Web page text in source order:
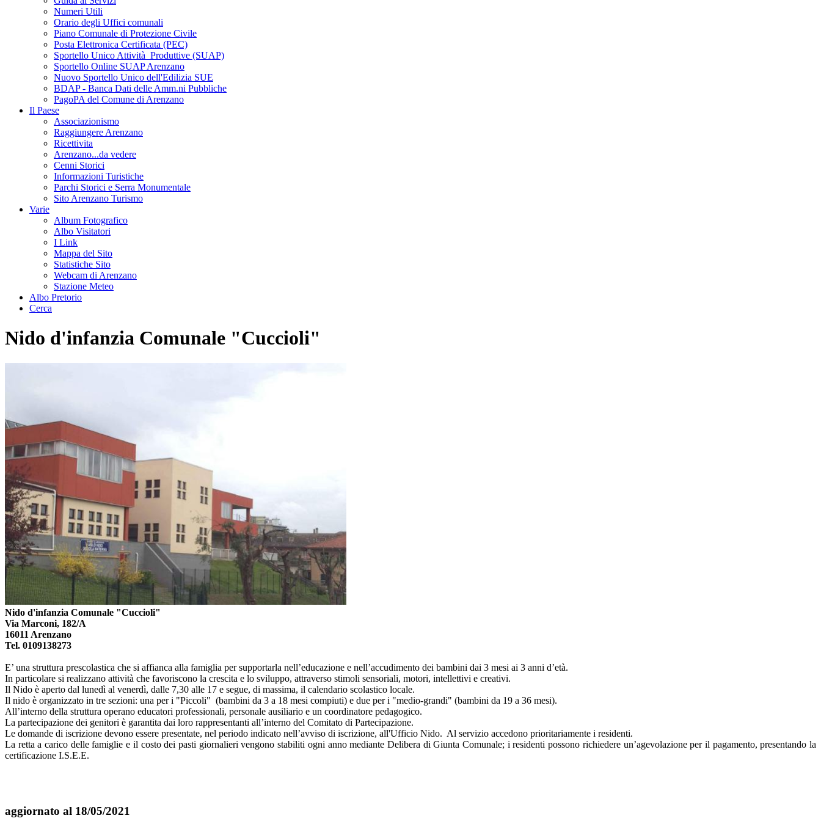
Numeri Utili
Orario degli Uffici comunali
Piano Comunale di Protezione Civile
Posta Elettronica Certificata (PEC)
Sportello Unico Attività Produttive (SUAP)
Sportello Online SUAP Arenzano
Nuovo Sportello Unico dell'Edilizia SUE
BDAP - Banca Dati delle Amm.ni Pubbliche
PagoPA del Comune di Arenzano
Il Paese
Associazionismo
Raggiungere Arenzano
Ricettivita
Arenzano...da vedere
Cenni Storici
Informazioni Turistiche
Parchi Storici e Serra Monumentale
Sito Arenzano Turismo
Varie
Album Fotografico
Albo Visitatori
I Link
Mappa del Sito
Statistiche Sito
Webcam di Arenzano
Stazione Meteo
Albo Pretorio
Cerca
Nido d'infanzia Comunale "Cuccioli"
Nido d'infanzia Comunale "Cuccioli"
Via Marconi, 182/A
16011 Arenzano
Tel. 0109138273
E’ una struttura prescolastica che si affianca alla famiglia per supportarla nell’educazione e nell’accudimento dei bambini dai 3 mesi ai 3 anni d’età.
In particolare si realizzano attività che favoriscono la crescita e lo sviluppo, attraverso stimoli sensoriali, motori, intellettivi e creativi.
Il Nido è aperto dal lunedì al venerdì, dalle 7,30 alle 17 e segue, di massima, il calendario scolastico locale.
Il nido è organizzato in tre sezioni: una per i "Piccoli" (bambini da 3 a 18 mesi compiuti) e due per i "medio-grandi" (bambini da 19 a 36 mesi).
All’interno della struttura operano educatori professionali, personale ausiliario e un coordinatore pedagogico.
La partecipazione dei genitori è garantita dai loro rappresentanti all’interno del Comitato di Partecipazione.
Le domande di iscrizione devono essere presentate, nel periodo indicato nell’avviso di iscrizione, all'Ufficio Nido. Al servizio accedono prioritariamente i residenti.
La retta a carico delle famiglie e il costo dei pasti giornalieri vengono stabiliti ogni anno mediante Delibera di Giunta Comunale; i residenti possono richiedere un’agevolazione per il pagamento, presentando la
certificazione I.S.E.E.
aggiornato al 18/05/2021